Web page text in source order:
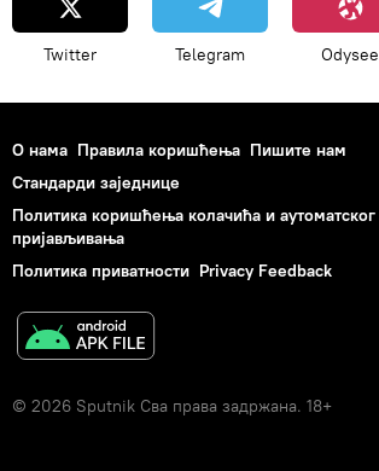
Twitter Telegram Odysee
О нама Правила коришћења Пишите нам
Стандарди заједнице
Политика коришћења колачића и аутоматског
пријављивања
Политика приватности Privacy Feedback
© 2026 Sputnik Сва права задржана. 18+